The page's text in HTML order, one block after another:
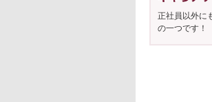
正社員以外に
の一つです！